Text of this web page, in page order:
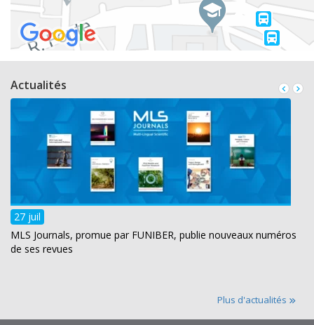
Actualités
27 juil
MLS Journals, promue par FUNIBER, publie nouveaux numéros
de ses revues
Plus d'actualités